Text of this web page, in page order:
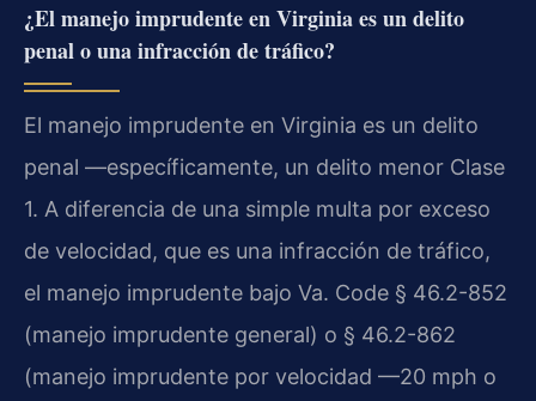
¿El manejo imprudente en Virginia es un delito
penal o una infracción de tráfico?
El manejo imprudente en Virginia es un delito
penal —específicamente, un delito menor Clase
1. A diferencia de una simple multa por exceso
de velocidad, que es una infracción de tráfico,
el manejo imprudente bajo Va. Code § 46.2-852
(manejo imprudente general) o § 46.2-862
(manejo imprudente por velocidad —20 mph o